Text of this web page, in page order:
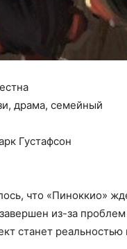
драма, семейный
Густафсон
что «Пиноккио»
из-за
станет реальностью